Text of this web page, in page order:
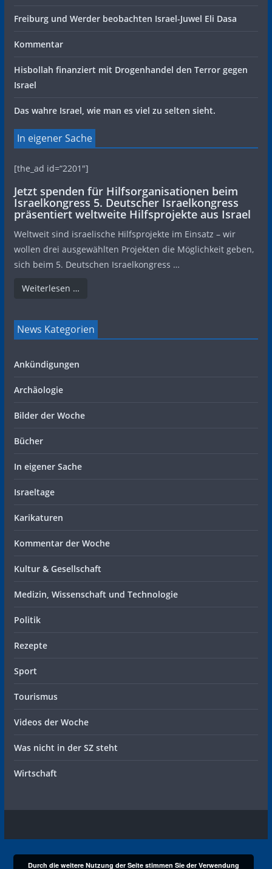
Freiburg und Werder beobachten Israel-Juwel Eli Dasa
Kommentar
Hisbollah finanziert mit Drogenhandel den Terror gegen
Israel
Das wahre Israel, wie man es viel zu selten sieht.
In eigener Sache
[the_ad id=“2201″]
Jetzt spenden für Hilfsorganisationen beim
Israelkongress 5. Deutscher Israelkongress
präsentiert weltweite Hilfsprojekte aus Israel
Weltweit sind israelische Hilfsprojekte im Einsatz – wir
wollen drei ausgewählten Projekten die Möglichkeit geben,
sich beim 5. Deutschen Israelkongress …
Weiterlesen …
News Kategorien
Ankündigungen
Archäologie
Bilder der Woche
Bücher
In eigener Sache
Israeltage
Karikaturen
Kommentar der Woche
Kultur & Gesellschaft
Medizin, Wissenschaft und Technologie
Politik
Rezepte
Sport
Tourismus
Videos der Woche
Was nicht in der SZ steht
Wirtschaft
Durch die weitere Nutzung der Seite stimmen Sie der Verwendung